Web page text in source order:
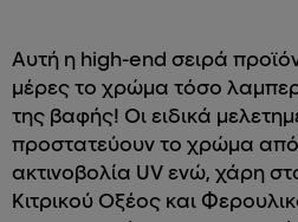
Αυτή η high-end σειρά
μέρες το χρώμα τόσο
της βαφής! Οι ειδικά
προστατεύουν το χρώμα από
ακτινοβολία UV ενώ, χάρη
Κιτρικού Οξέος και